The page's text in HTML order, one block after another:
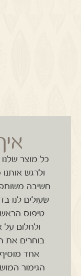
כל מוצר
ולרגש
חשיבה
שעולים לנו
טיפוס
ולחלום על
בוחרים את
אחד
הגימור